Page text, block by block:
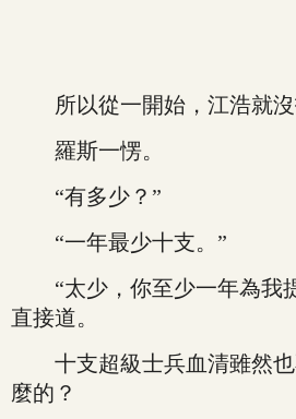
所以從一開始，江浩就沒
羅斯一愣。
“有多少？”
“一年最少十支。”
“太少，你至少一年為我
直接道。
十支超級士兵血清雖然也
麼的？